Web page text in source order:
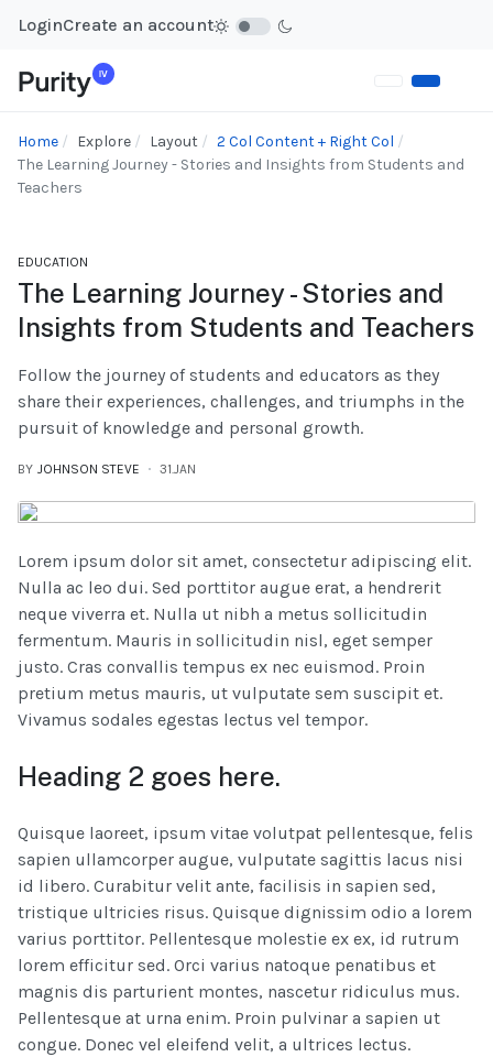
LoginCreate an account
Home Explore Layout
2 Col Content + Right Col
The Learning Journey - Stories and Insights from Students and
Teachers
EDUCATION
The Learning Journey - Stories and
Insights from Students and Teachers
Follow the journey of students and educators as they
share their experiences, challenges, and triumphs in the
pursuit of knowledge and personal growth.
BY JOHNSON STEVE 31.JAN
Lorem ipsum dolor sit amet, consectetur adipiscing elit.
Nulla ac leo dui. Sed porttitor augue erat, a hendrerit
neque viverra et. Nulla ut nibh a metus sollicitudin
fermentum. Mauris in sollicitudin nisl, eget semper
justo. Cras convallis tempus ex nec euismod. Proin
pretium metus mauris, ut vulputate sem suscipit et.
Vivamus sodales egestas lectus vel tempor.
Heading 2 goes here.
Quisque laoreet, ipsum vitae volutpat pellentesque, felis
sapien ullamcorper augue, vulputate sagittis lacus nisi
id libero. Curabitur velit ante, facilisis in sapien sed,
tristique ultricies risus. Quisque dignissim odio a lorem
varius porttitor. Pellentesque molestie ex ex, id rutrum
lorem efficitur sed. Orci varius natoque penatibus et
magnis dis parturient montes, nascetur ridiculus mus.
Pellentesque at urna enim. Proin pulvinar a sapien ut
congue. Donec vel eleifend velit, a ultrices lectus.